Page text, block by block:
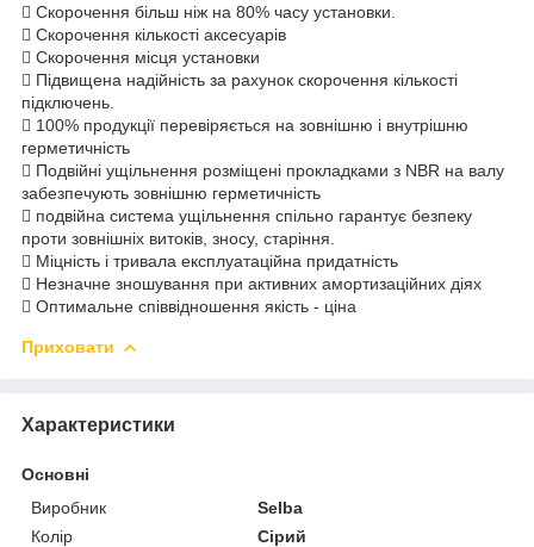
 Скорочення більш ніж на 80% часу установки.
 Скорочення кількості аксесуарів
 Скорочення місця установки
 Підвищена надійність за рахунок скорочення кількості
підключень.
 100% продукції перевіряється на зовнішню і внутрішню
герметичність
 Подвійні ущільнення розміщені прокладками з NBR на валу
забезпечують зовнішню герметичність
 подвійна система ущільнення спільно гарантує безпеку
проти зовнішніх витоків, зносу, старіння.
 Міцність і тривала експлуатаційна придатність
 Незначне зношування при активних амортизаційних діях
 Оптимальне співвідношення якість - ціна
Приховати
Характеристики
Основні
Виробник
Selba
Колір
Сірий